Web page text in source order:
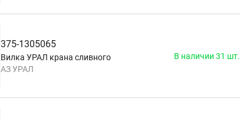
375-1305065
Вилка УРАЛ крана сливного
АЗ УРАЛ
В наличии 31 шт.